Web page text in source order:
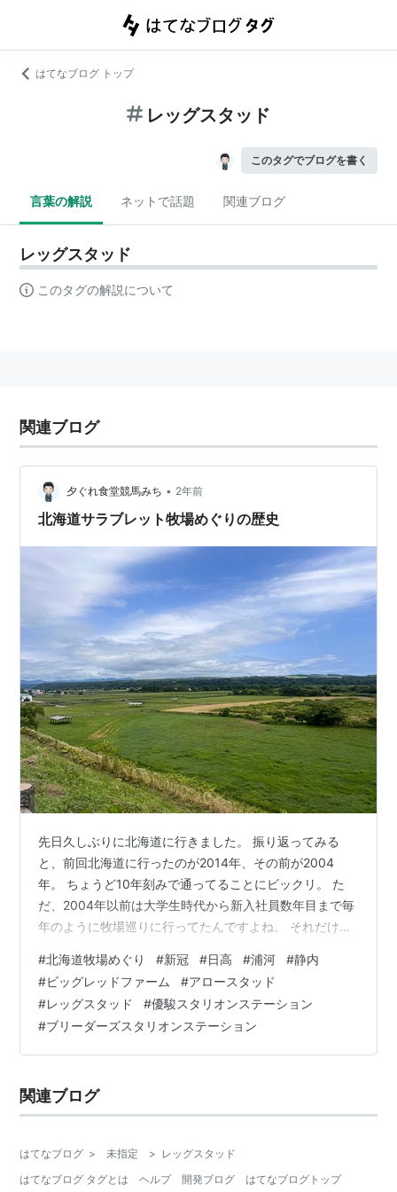
はてなブログ トップ
レッグスタッド
このタグでブログを書く
言葉の解説 ネットで話題 関連ブログ
レッグスタッド
このタグの解説について
関連ブログ
夕ぐれ食堂競馬みち • 2年前
北海道サラブレット牧場めぐりの歴史
先日久しぶりに北海道に行きました。 振り返ってみる
と、前回北海道に行ったのが2014年、その前が2004
年。 ちょうど10年刻みで通ってることにビックリ。 た
だ、2004年以前は大学生時代から新入社員数年目まで毎
年のように牧場巡りに行ってたんですよね。 それだけこ
当然、牧場側の対応もすっかり変わりました。 そのあた
りも含め2004年→2014年→2024年の牧場巡りの歴史を
振り返ってみました。 懐かしいあの馬の写真も。
■2004年 ノーザンホースパーク ビッグレッドファーム
明和 アロースタッド 日高軽種馬農協門別種馬場 ブリー
#北海道牧場めぐり #新冠 #日高 #浦河 #静内
#ビッグレッドファーム #アロースタッド
#レッグスタッド #優駿スタリオンステーション
#ブリーダーズスタリオンステーション
関連ブログ
はてなブログ > 未指定 > レッグスタッド
はてなブログ タグとは
ヘルプ 開発ブログ はてなブログトップ